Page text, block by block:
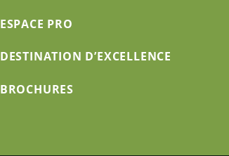
ESPACE PRO
DESTINATION D’EXCELLENCE
BROCHURES